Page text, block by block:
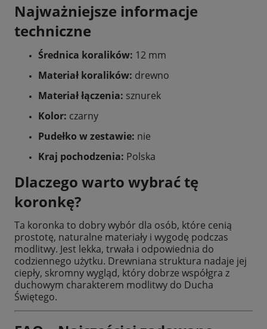
Najważniejsze informacje
techniczne
Średnica koralików: 12 mm
Materiał koralików: drewno
Materiał łączenia: sznurek
Kolor: czarny
Pudełko w zestawie: nie
Kraj pochodzenia: Polska
Dlaczego warto wybrać tę
koronkę?
Ta koronka to dobry wybór dla osób, które cenią
prostotę, naturalne materiały i wygodę podczas
modlitwy. Jest lekka, trwała i odpowiednia do
codziennego użytku. Drewniana struktura nadaje jej
ciepły, skromny wygląd, który dobrze współgra z
duchowym charakterem modlitwy do Ducha
Świętego.